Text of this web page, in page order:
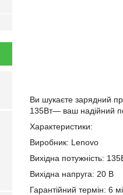
Ви шукаєте зарядний
135Вт— ваш надійний
Характеристики:
Виробник: Lenovo
Вихідна потужність:
Вихідна напруга: 20 В
Гарантійний термін: 6